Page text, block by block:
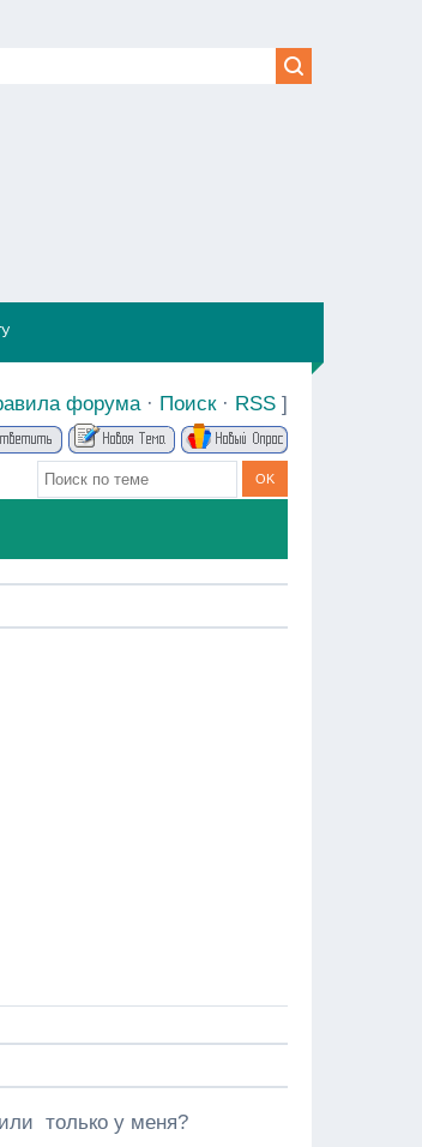
форума· Поиск· RSS ]
только у меня?